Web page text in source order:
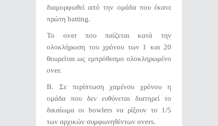
διαμορφωθεί από την ομάδα που έκανε
πρώτη batting.
Το over που παίζεται κατά την
ολοκλήρωση του χρόνου των 1 και 20
θεωρείται ως εμπρόθεσμο ολοκληρωμένο
over.
Β. Σε περίπτωση χαμένου χρόνου η
ομάδα που δεν ευθύνεται διατηρεί το
δικαίωμα οι bowlers να ρίξουν το 1/5
των αρχικών συμφωνηθέντων οvers.